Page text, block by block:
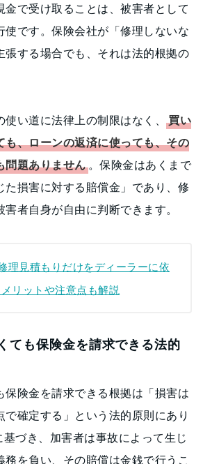
金で受け取ることは、被害者として
使です。保険会社が「修理しないな
張する場合でも、それは法的根拠の
使い道に法律上の制限はなく、買い
も、ローンの返済に使っても、その
問題ありません。保険金はあくまで
た損害に対する賠償金」であり、修
者自身が自由に判断できます。
理見積もりだけをディーラーに依
リットや注意点も解説
ても保険金を請求できる法的
保険金を請求できる根拠は「損害は
で確定する」という法的原則にあり
づき、加害者は事故によって生じ
務を負い、その賠償は金銭で行うこ